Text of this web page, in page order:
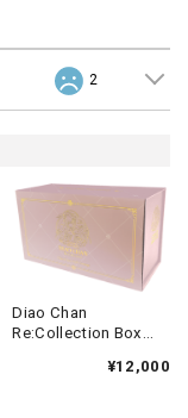
2
Diao Chan
Re:Collection Box
¥12,000